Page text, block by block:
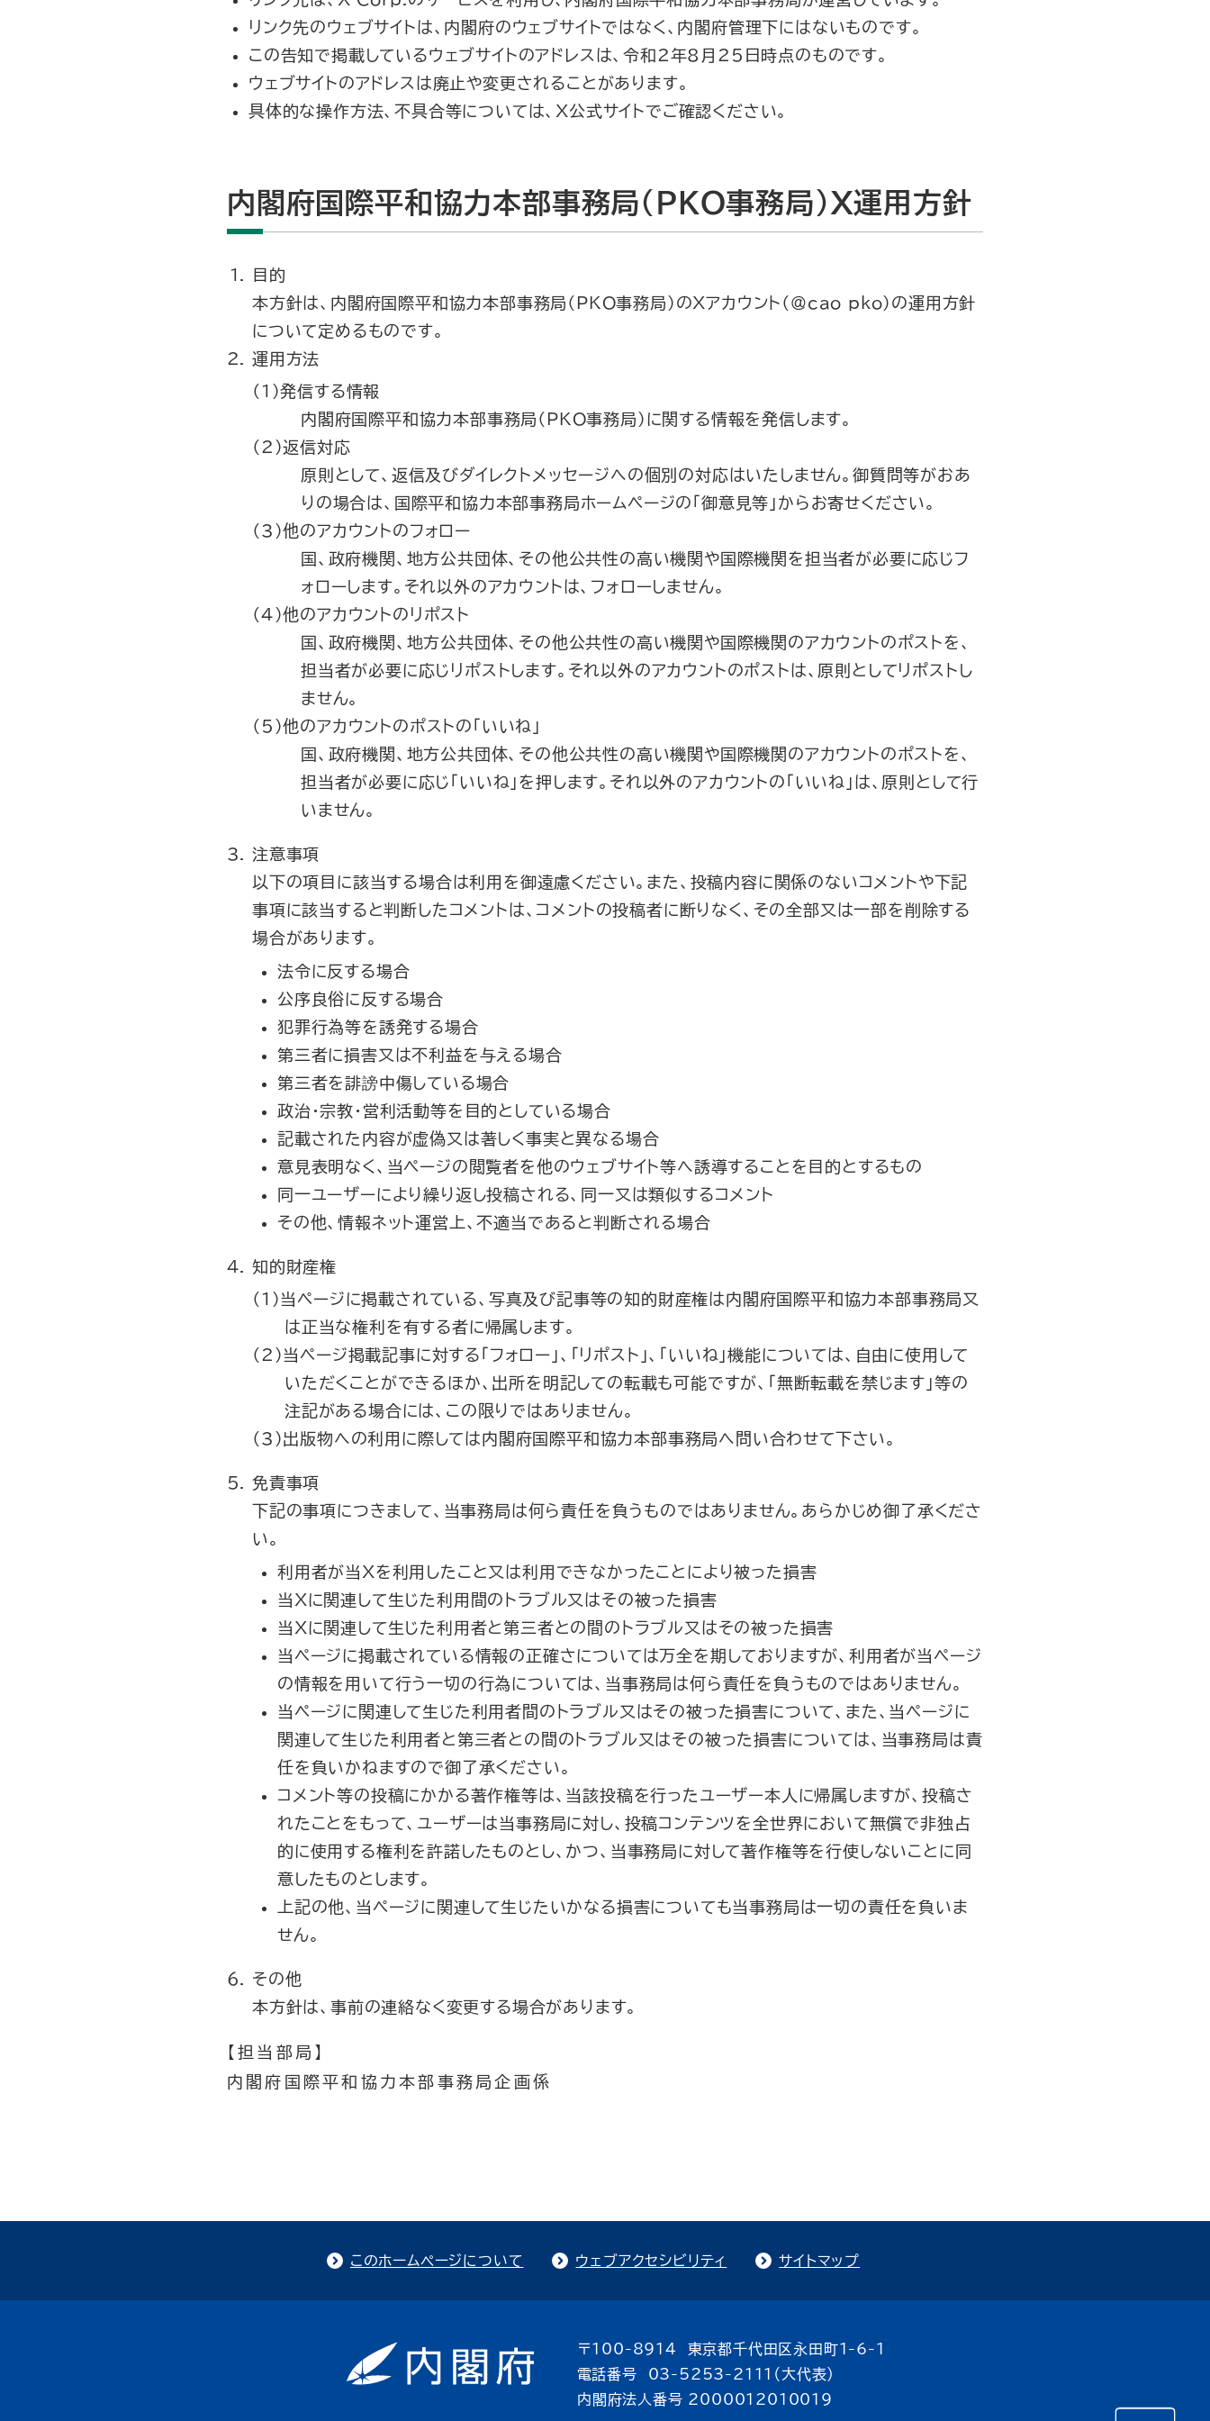
リンク先のウェブサイトは、内閣府のウェブサイトではなく、内閣府管理下にはないものです。
この告知で掲載しているウェブサイトのアドレスは、令和2年8月25日時点のものです。
ウェブサイトのアドレスは廃止や変更されることがあります。
具体的な操作方法、不具合等については、X公式サイトでご確認ください。
内閣府国際平和協力本部事務局（PKO事務局）X運用方針
目的
本方針は、内閣府国際平和協力本部事務局（PKO事務局）のXアカウント（＠cao_pko）の運用方針
について定めるものです。
運用方法
（1）発信する情報
内閣府国際平和協力本部事務局（PKO事務局）に関する情報を発信します。
（2）返信対応
原則として、返信及びダイレクトメッセージへの個別の対応はいたしません。御質問等がおあ
りの場合は、国際平和協力本部事務局ホームページの「御意見等」からお寄せください。
（3）他のアカウントのフォロー
国、政府機関、地方公共団体、その他公共性の高い機関や国際機関を担当者が必要に応じフ
ォローします。それ以外のアカウントは、フォローしません。
（4）他のアカウントのリポスト
国、政府機関、地方公共団体、その他公共性の高い機関や国際機関のアカウントのポストを、
担当者が必要に応じリポストします。それ以外のアカウントのポストは、原則としてリポストし
ません。
（5）他のアカウントのポストの「いいね」
国、政府機関、地方公共団体、その他公共性の高い機関や国際機関のアカウントのポストを、
担当者が必要に応じ「いいね」を押します。それ以外のアカウントの「いいね」は、原則として行
いません。
注意事項
以下の項目に該当する場合は利用を御遠慮ください。また、投稿内容に関係のないコメントや下記
事項に該当すると判断したコメントは、コメントの投稿者に断りなく、その全部又は一部を削除する
場合があります。
法令に反する場合
公序良俗に反する場合
犯罪行為等を誘発する場合
第三者に損害又は不利益を与える場合
第三者を誹謗中傷している場合
政治・宗教・営利活動等を目的としている場合
記載された内容が虚偽又は著しく事実と異なる場合
意見表明なく、当ページの閲覧者を他のウェブサイト等へ誘導することを目的とするもの
同一ユーザーにより繰り返し投稿される、同一又は類似するコメント
その他、情報ネット運営上、不適当であると判断される場合
知的財産権
（1）当ページに掲載されている、写真及び記事等の知的財産権は内閣府国際平和協力本部事務局又
は正当な権利を有する者に帰属します。
（2）当ページ掲載記事に対する「フォロー」、「リポスト」、「いいね」機能については、自由に使用して
いただくことができるほか、出所を明記しての転載も可能ですが、「無断転載を禁じます」等の
注記がある場合には、この限りではありません。
（3）出版物への利用に際しては内閣府国際平和協力本部事務局へ問い合わせて下さい。
免責事項
下記の事項につきまして、当事務局は何ら責任を負うものではありません。あらかじめ御了承くださ
い。
利用者が当Xを利用したこと又は利用できなかったことにより被った損害
当Xに関連して生じた利用間のトラブル又はその被った損害
当Xに関連して生じた利用者と第三者との間のトラブル又はその被った損害
当ページに掲載されている情報の正確さについては万全を期しておりますが、利用者が当ページ
の情報を用いて行う一切の行為については、当事務局は何ら責任を負うものではありません。
当ページに関連して生じた利用者間のトラブル又はその被った損害について、また、当ページに
関連して生じた利用者と第三者との間のトラブル又はその被った損害については、当事務局は責
任を負いかねますので御了承ください。
コメント等の投稿にかかる著作権等は、当該投稿を行ったユーザー本人に帰属しますが、投稿さ
れたことをもって、ユーザーは当事務局に対し、投稿コンテンツを全世界において無償で非独占
的に使用する権利を許諾したものとし、かつ、当事務局に対して著作権等を行使しないことに同
意したものとします。
上記の他、当ページに関連して生じたいかなる損害についても当事務局は一切の責任を負いま
せん。
その他
本方針は、事前の連絡なく変更する場合があります。
【担当部局】
内閣府国際平和協力本部事務局企画係
このホームページについて ウェブアクセシビリティ サイトマップ
〒100-8914 東京都千代田区永田町1-6-1
電話番号 03-5253-2111（大代表）
内閣府法人番号 2000012010019